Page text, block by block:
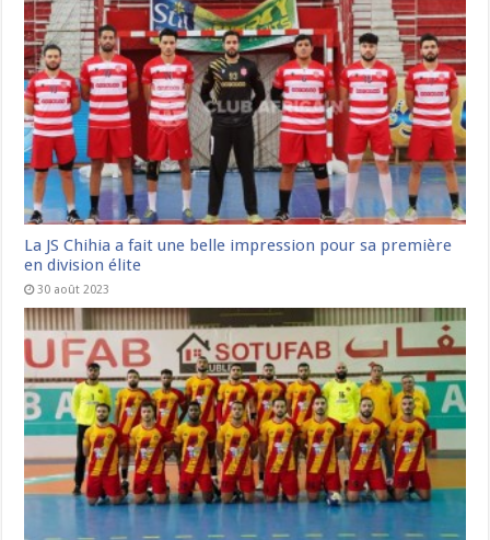
La JS Chihia a fait une belle impression pour sa première
en division élite
30 août 2023